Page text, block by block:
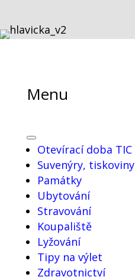
Menu
Otevírací doba TIC
Suvenýry, tiskoviny
Památky
Ubytování
Stravování
Koupaliště
Lyžování
Tipy na výlet
Zdravotnictví